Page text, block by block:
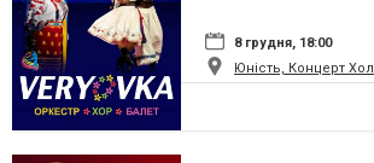
8 грудня, 18:00
Юність, Концерт Хол